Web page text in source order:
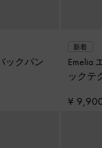
ックパン
新着
Emelia
ックテ
¥